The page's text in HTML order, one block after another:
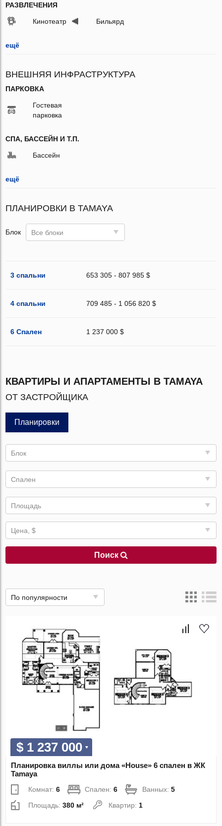
РАЗВЛЕЧЕНИЯ
Кинотеатр Бильярд
ещё
ВНЕШНЯЯ ИНФРАСТРУКТУРА
ПАРКОВКА
Гостевая
парковка
СПА, БАССЕЙН И Т.П.
Бассейн
ещё
ПЛАНИРОВКИ В TAMAYA
Блок Все блоки
3 спальни 653 305 - 807 985 $
4 спальни 709 485 - 1 056 820 $
6 Спален 1 237 000 $
КВАРТИРЫ И АПАРТАМЕНТЫ В TAMAYA
ОТ ЗАСТРОЙЩИКА
Планировки
Блок
Спален
Площадь
Цена, $
Поиск
По популярности
$ 1 237 000
Планировка виллы или дома «House» 6 спален в ЖК
Tamaya
Комнат:6 Спален:6 Ванных:5
Площадь:380 м² Квартир:1